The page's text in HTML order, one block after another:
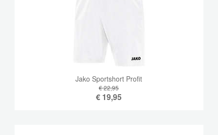
Jako Sportshort Profit
€ 22,95
€ 19,95